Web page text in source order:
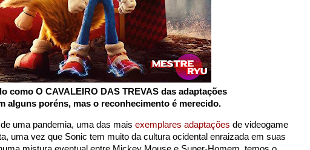
como O CAVALEIRO DAS TREVAS das adaptações
alguns poréns, mas o reconhecimento é merecido.
uma pandemia, uma das mais exemplares adaptações de videogame
uma vez que Sonic tem muito da cultura ocidental enraizada em suas